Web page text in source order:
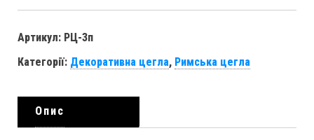
Артикул: РЦ-3п
Категорії: Декоративна цегла, Римська цегла
Опис